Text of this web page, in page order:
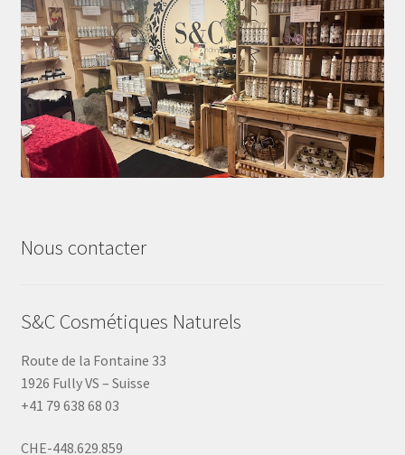
Nous contacter
S&C Cosmétiques Naturels
Route de la Fontaine 33
1926 Fully VS – Suisse
+41 79 638 68 03
CHE-448.629.859